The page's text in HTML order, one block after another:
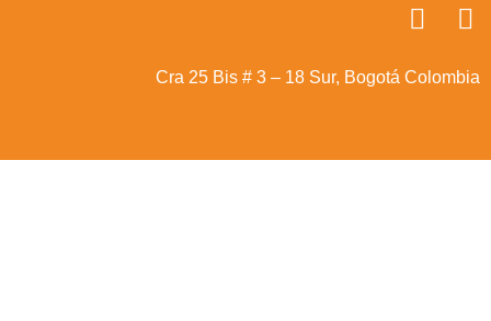
Cra 25 Bis # 3 – 18 Sur, Bogotá Colombia